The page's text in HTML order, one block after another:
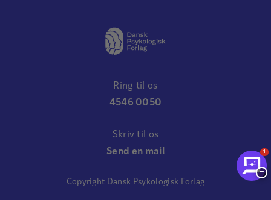
Ring til os
4546 0050
Skriv til os
Send en mail
Copyright Dansk Psykologisk Forlag
1
−